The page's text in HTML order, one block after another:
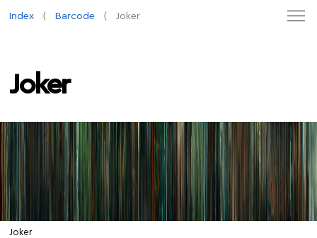
Index Barcode Joker
Joker
Joker